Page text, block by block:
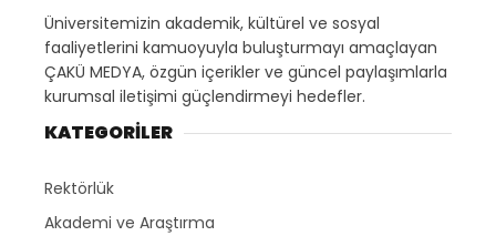
Üniversitemizin akademik, kültürel ve sosyal
faaliyetlerini kamuoyuyla buluşturmayı amaçlayan
ÇAKÜ MEDYA, özgün içerikler ve güncel paylaşımlarla
kurumsal iletişimi güçlendirmeyi hedefler.
KATEGORİLER
Rektörlük
Akademi ve Araştırma